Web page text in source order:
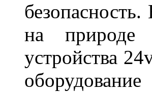
на природе
устройства
оборудование